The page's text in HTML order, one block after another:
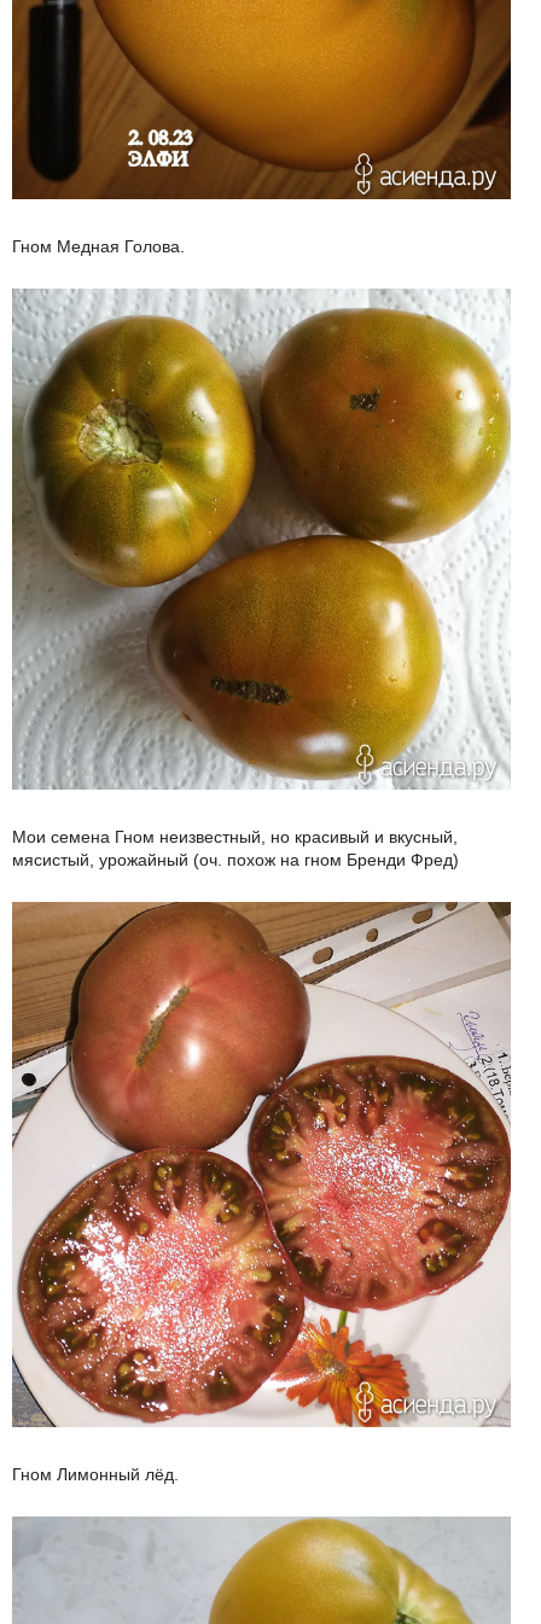
Гном Медная Голова.
Мои семена Гном неизвестный, но красивый и вкусный,
мясистый, урожайный (оч. похож на гном Бренди Фред)
Гном Лимонный лёд.